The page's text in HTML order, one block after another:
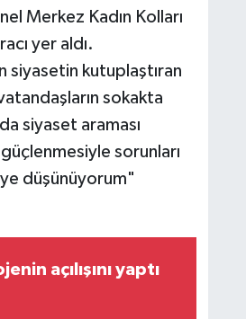
Merkez Kadın Kolları
yer aldı.
siyasetin kutuplaştıran
sokakta
siyaset araması
sorunları
düşünüyorum"
açılışını yaptı